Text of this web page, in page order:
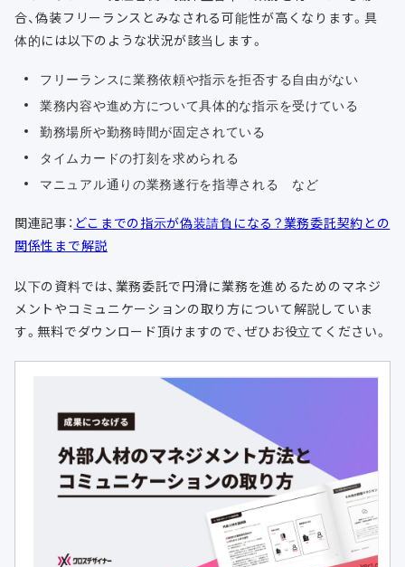
合、偽装フリーランスとみなされる可能性が高くなります。具
体的には以下のような状況が該当します。
フリーランスに業務依頼や指示を拒否する自由がない
業務内容や進め方について具体的な指示を受けている
勤務場所や勤務時間が固定されている
タイムカードの打刻を求められる
マニュアル通りの業務遂行を指導される など
関連記事： どこまでの指示が偽装請負になる？業務委託契約との
関係性まで解説
以下の資料では、業務委託で円滑に業務を進めるためのマネジ
メントやコミュニケーションの取り方について解説していま
す。無料でダウンロード頂けますので、ぜひお役立てください。